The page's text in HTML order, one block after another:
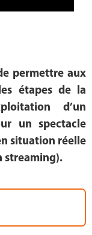
permettre aux
étapes de la
d’un
un spectacle
situation réelle
streaming).